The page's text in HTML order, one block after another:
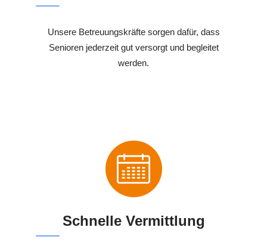
Unsere Betreuungskräfte sorgen dafür, dass
Senioren jederzeit gut versorgt und begleitet
werden.
Schnelle Vermittlung